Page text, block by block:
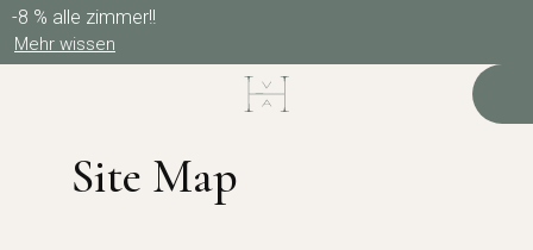
-8 % alle zimmer!!
Mehr wissen
Site Map